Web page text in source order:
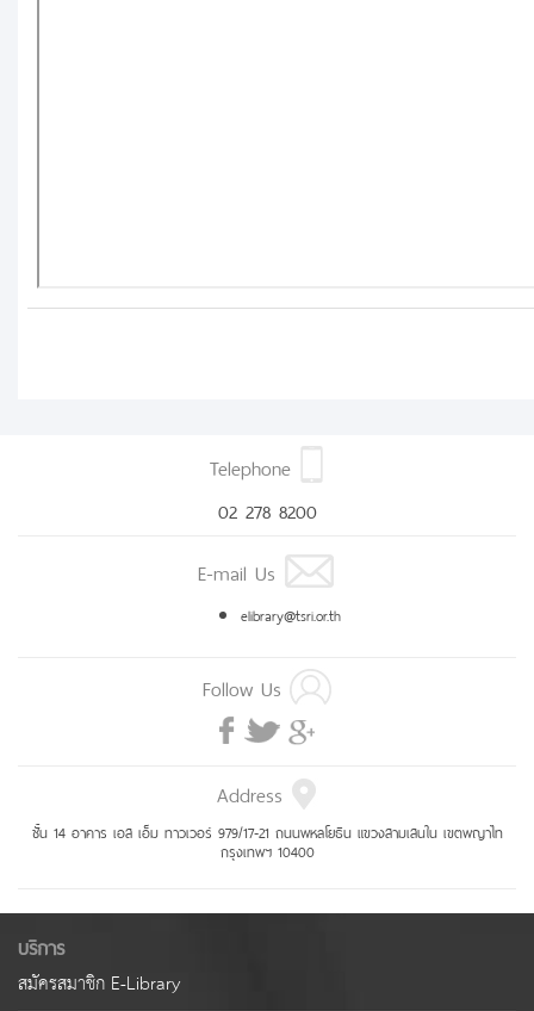
Telephone
02 278 8200
E-mail Us
elibrary@tsri.or.th
Follow Us
Address
ชั้น 14 อาคาร เอส เอ็ม ทาวเวอร์ 979/17-21 ถนนพหลโยธิน แขวงสามเสนใน เขตพญาไท
กรุงเทพฯ 10400
บริการ
สมัครสมาชิก E-Library